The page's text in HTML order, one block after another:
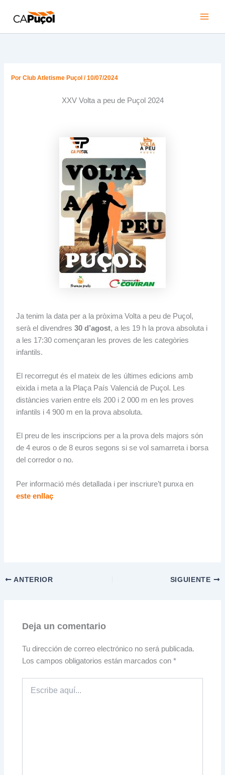
PorClub Atletisme Puçol/10/07/2024
XXV Volta a peu de Puçol 2024
Ja tenim la data per a la pròxima Volta a peu de Puçol,
serà el divendres30 d’agost, a les 19 h la prova absoluta i
a les 17:30 començaran les proves de les categòries
infantils.
El recorregut és el mateix de les últimes edicions amb
eixida i meta a la Plaça País Valenciá de Puçol. Les
distàncies varien entre els 200 i 2 000 m en les proves
infantils i 4 900 m en la prova absoluta.
El preu de les inscripcions per a la prova dels majors són
de 4 euros o de 8 euros segons si se vol samarreta i borsa
del corredor o no.
Per informació més detallada i per inscriure’t punxa en
este enllaç
ANTERIOR SIGUIENTE
Deja un comentario
Tu dirección de correo electrónico no será publicada.
Los campos obligatorios están marcados con*
aquí...